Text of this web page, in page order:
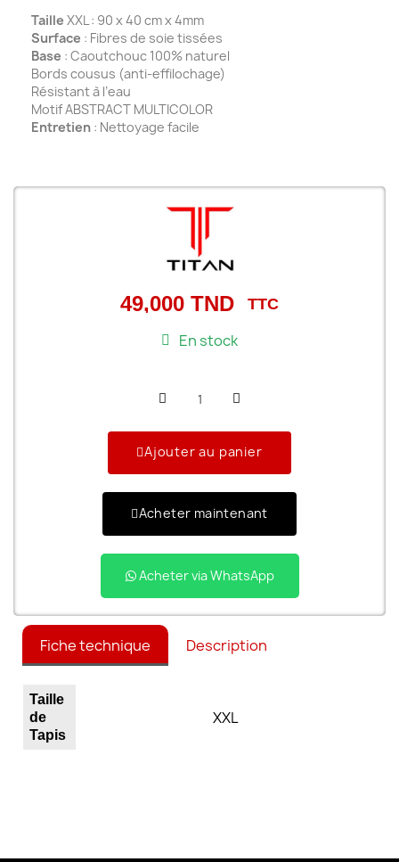
Taille XXL : 90 x 40 cm x 4mm
Surface : Fibres de soie tissées
Base : Caoutchouc 100% naturel
Bords cousus (anti-effilochage)
Résistant à l’eau
Motif ABSTRACT MULTICOLOR
Entretien : Nettoyage facile
49,000 TND TTC
En stock
Ajouter au panier
Acheter maintenant
Acheter via WhatsApp
Fiche technique Description
Taille
de
Tapis
XXL